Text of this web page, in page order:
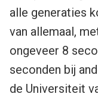
alle generaties
van allemaal,
ongeveer 8
seconden bij
de Universiteit